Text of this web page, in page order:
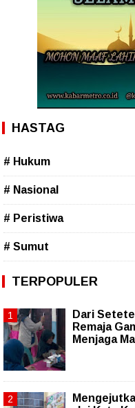
HASTAG
# Hukum
# Nasional
# Peristiwa
# Sumut
TERPOPULER
Dari
Remaja
Menjaga